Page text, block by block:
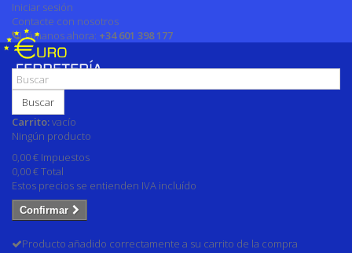
Iniciar sesión
Contacte con nosotros
Llámanos ahora: +34 601 398 177
Buscar
Carrito:vacío
Ningún producto
0,00 € Impuestos
0,00 €Total
Estos precios se entienden IVA incluído
Confirmar
Producto añadido correctamente a su carrito de la compra